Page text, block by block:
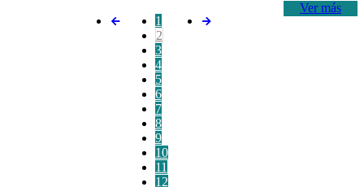
Ver más
1
2
3
4
5
6
7
8
9
10
11
12